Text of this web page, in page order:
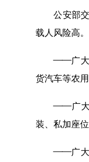
公安部交
载人风险高。
——广大农
货汽车等农
——广大驾
装、私加座
——广大务